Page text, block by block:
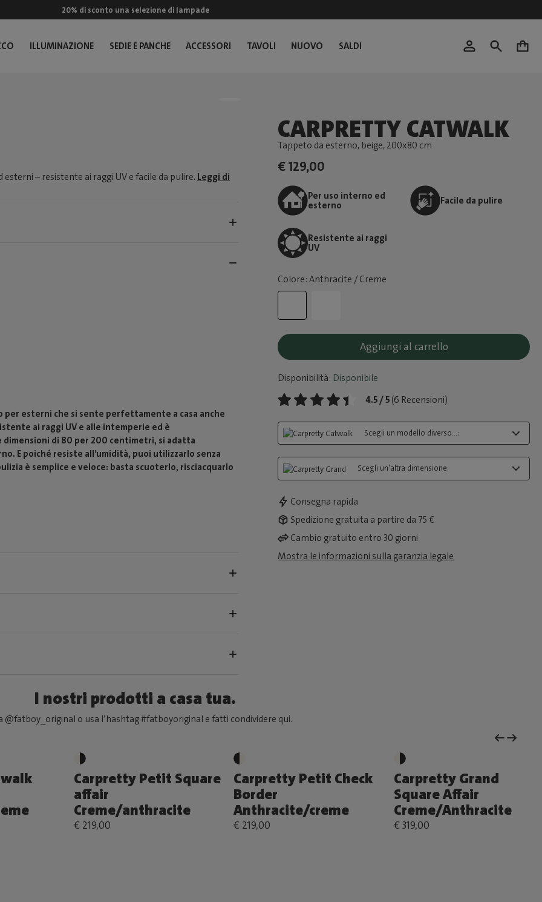
20% di sconto una selezione di lampade
ILLUMINAZIONE SEDIE E PANCHE ACCESSORI TAVOLI NUOVO SALDI 0
CARPRETTY CATWALK
Tappeto da esterno, beige, 200x80 cm
€ 129,00
Per uso interno ed
esterno
Facile da pulire
Resistente ai raggi
UV
Colore: Anthracite / Creme
Aggiungi al carrello
Disponibilità: Disponibile
4.5 / 5 (6 Recensioni)
Scegli un modello diverso...:
Scegli un'altra dimensione:
Consegna rapida
Spedizione gratuita a partire da 75 €
Cambio gratuito entro 30 giorni
Mostra le informazioni sulla garanzia legale
– resistente ai raggi UV e facile da pulire. Leggi di
esterni che si sente perfettamente a casa anche
ai raggi UV e alle intemperie ed è
di 80 per 200 centimetri, si adatta
E poiché resiste all’umidità, puoi utilizzarlo senza
è semplice e veloce: basta scuoterlo, risciacquarlo
I nostri prodotti a casa tua.
@fatboy_original o usa l’hashtag #fatboyoriginal e fatti condividere qui.
Carpretty Petit Square
affair
Creme/anthracite
€ 219,00
Carpretty Petit Check
Border
Anthracite/creme
€ 219,00
Carpretty Grand
Square Affair
Creme/Anthracite
€ 319,00